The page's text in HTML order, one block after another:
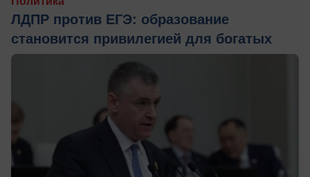
ЛДПР против ЕГЭ: образование
становится привилегией для богатых